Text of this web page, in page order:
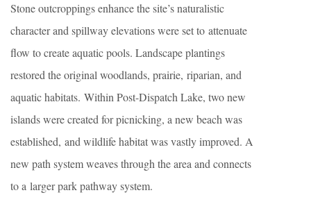
Stone outcroppings enhance the site’s naturalistic
character and spillway elevations were set to attenuate
flow to create aquatic pools. Landscape plantings
restored the original woodlands, prairie, riparian, and
aquatic habitats. Within Post-Dispatch Lake, two new
islands were created for picnicking, a new beach was
established, and wildlife habitat was vastly improved. A
new path system weaves through the area and connects
to a larger park pathway system.